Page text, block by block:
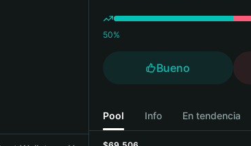
50%
Bueno
Pool Info En tendencia